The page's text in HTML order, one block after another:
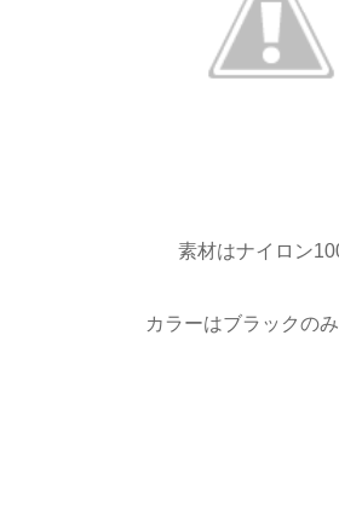
素材はナイロン
カラーはブラックのみ